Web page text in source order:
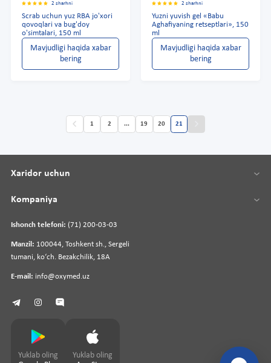
2 sharhni
Scrab uchun yuz RBA jo'xori
qovoqlari va bug'doy
o'simtalari, 150 ml
Mavjudligi haqida xabar
bering
2 sharhni
Yuzni yuvish gel «Babu
Aghafiyaning retseptlari», 150
ml
Mavjudligi haqida xabar
bering
1 2 ... 19 20 21
Ishonch telefoni: (71) 200-03-03
Manzil: 100044, Toshkent sh., Sergeli
tumani, koʻch. Bezakchilik, 18A
E-mail: info@oxymed.uz
Xaridor uchun
Kompaniya
Yuklab oling
Yuklab oling